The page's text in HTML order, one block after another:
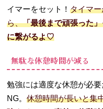
イマーをセット！ タイマ
ら、「最後まで頑張った
に繋がるよ♡
無駄な休憩時間が減る
勉強には適度な休憩が必
NG。 休憩時間が長いと集